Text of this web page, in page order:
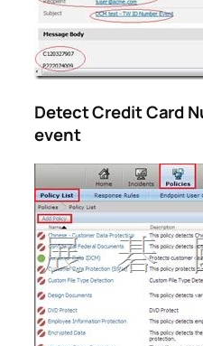
Detect Credit Card
event